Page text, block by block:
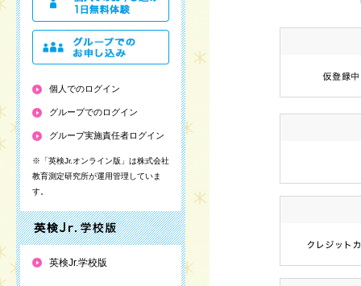
個人でのログイン
グループでのログイン
グループ実施責任者ログイン
※「英検Jr.オンライン版」は株式会社
教育測定研究所が運用管理していま
す。
英検Jr.学校版